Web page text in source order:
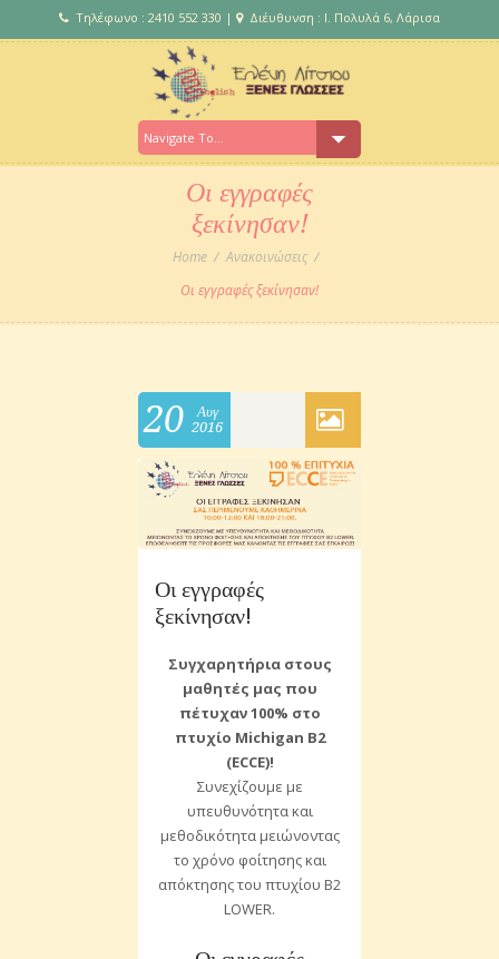
Τηλέφωνο : 2410 552 330 | Διέυθυνση : Ι. Πολυλά 6, Λάρισα
Οι εγγραφές
ξεκίνησαν!
Home
Ανακοινώσεις
Οι εγγραφές ξεκίνησαν!
20
Αυγ
2016
Οι εγγραφές
ξεκίνησαν!
Συγχαρητήρια στους
μαθητές μας που
πέτυχαν 100% στο
πτυχίο Michigan B2
(ECCE)!
Συνεχίζουμε με
υπευθυνότητα και
μεθοδικότητα μειώνοντας
το χρόνο φοίτησης και
απόκτησης του πτυχίου Β2
LOWER.